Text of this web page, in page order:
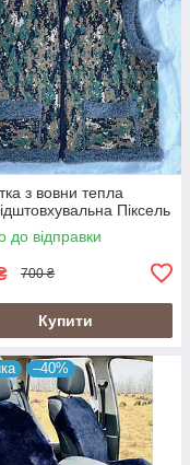
з вовни тепла
Піксель
до відправки
700 ₴
Купити
–40%